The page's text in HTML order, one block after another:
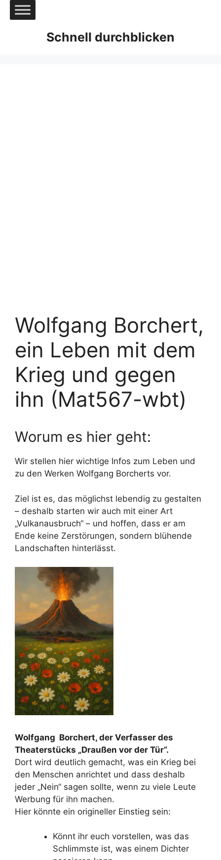
Zum
Inhalt
Schnell durchblicken
Wolfgang Borchert,
ein Leben mit dem
Krieg und gegen
ihn (Mat567-wbt)
Worum es hier geht:
Wir stellen hier wichtige Infos zum Leben und
zu den Werken Wolfgang Borcherts vor.
Ziel ist es, das möglichst lebendig zu gestalten
– deshalb starten wir auch mit einer Art
„Vulkanausbruch“ – und hoffen, dass er am
Ende keine Zerstörungen, sondern blühende
Landschaften hinterlässt.
Wolfgang Borchert, der Verfasser des
Theaterstücks „Draußen vor der Tür“.
Dort wird deutlich gemacht, was ein Krieg bei
den Menschen anrichtet und dass deshalb
jeder „Nein“ sagen sollte, wenn zu viele Leute
Werbung für ihn machen.
Hier könnte ein origineller Einstieg sein:
Könnt ihr euch vorstellen, was das
Schlimmste ist, was einem Dichter